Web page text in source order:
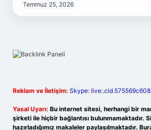
Temmuz 25, 2026
Reklam ve İletişim: Skype:
Yasal Uyarı: Bu internet sitesi, herhangi bir
şirketi ile hiçbir bağlantısı bulunmamaktadır.
hazırladığımız makaleler paylaşılmaktadır.